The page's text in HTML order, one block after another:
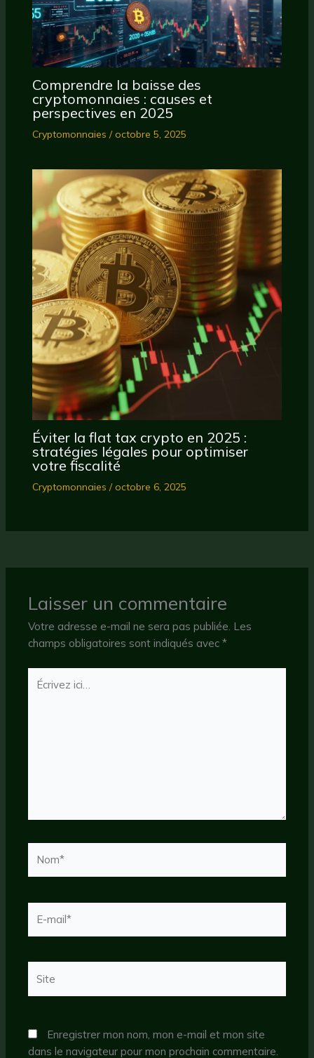
Comprendre la baisse des
cryptomonnaies : causes et
perspectives en 2025
Cryptomonnaies /octobre 5, 2025
Éviter la flat tax crypto en 2025 :
stratégies légales pour optimiser
votre fiscalité
Cryptomonnaies /octobre 6, 2025
Laisser un commentaire
Votre adresse e-mail ne sera pas publiée. Les
champs obligatoires sont indiqués avec*
Écrivez
ici…
mail*
Enregistrer mon nom, mon e-mail et mon site
dans le navigateur pour mon prochain commentaire.